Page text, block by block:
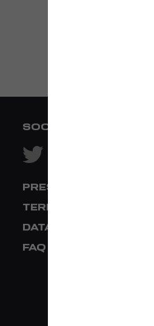
SOCIAL NETWORKS
PRESS & MEDIA
TERMS & CONDITIONS
DATA PRIVACY
FAQ